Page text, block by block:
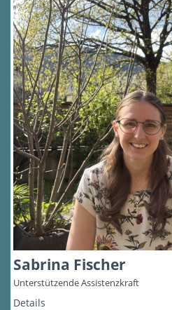
Sabrina Fischer
Unterstützende Assistenzkraft
Details